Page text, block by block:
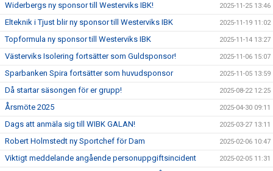
Widerbergs ny sponsor till Westerviks IBK! 2025-11-25 13:46
Elteknik i Tjust blir ny sponsor till Westerviks IBK 2025-11-19 11:02
Topformula ny sponsor till Westerviks IBK 2025-11-14 13:27
Västerviks Isolering fortsätter som Guldsponsor! 2025-11-06 15:07
Sparbanken Spira fortsätter som huvudsponsor 2025-11-05 13:59
Då startar säsongen för er grupp! 2025-08-22 12:25
Årsmöte 2025 2025-04-30 09:11
Dags att anmäla sig till WIBK GALAN! 2025-03-27 13:11
Robert Holmstedt ny Sportchef för Dam 2025-02-06 10:47
Viktigt meddelande angående personuppgiftsincident 2025-02-05 11:31